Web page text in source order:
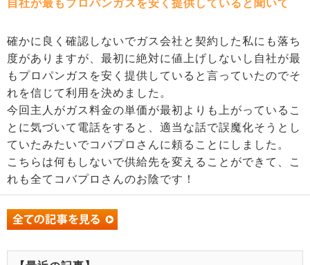
自社が最もプロパンガスを安く提供していると聞いて
確かに良く確認しないでガス会社と契約した私にも落ち
度がありますが、最初に絶対に値上げしないし自社が最
もプロパンガスを安く提供していると言っていたのでそ
れを信じて利用を決めました。
今回主人がガス料金の単価が最初よりも上がっているこ
とに気づいて電話をすると、適当な話で誤魔化そうとし
ていたみたいでコバプロさんに頼ることにしました。
こちらは何もしないで供給先を変えることができて、こ
れも全てコバプロさんのお陰です！